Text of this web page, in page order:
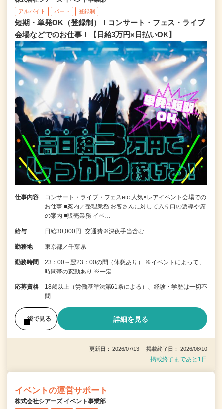
アルバイト パート 登録制
短期・単発OK（登録制）！コンサート・フェス・ライブ
会場などでのお仕事！【日給3万円×日払いOK】
仕事内容
コンサート・ライブ・フェスetc 人気×レアイベント会場での
お仕事 ■案内／整理業務 お客さんに対して入り口の誘導や席
の案内 ■販売業務 イベ…
給与 日給30,000円+交通費※深夜手当含む
勤務地 東京都／千葉県
勤務時間
23：00～翌23：00の間（休憩あり） ※イベントによって、
時間帯の変動あり ※一定…
応募資格
18歳以上（労働基準法第61条による）、経験・学歴は一切不
問
後で見る 詳細を見る
更新日： 2026/07/13 掲載終了日： 2026/08/10
掲載終了まであと1日
イベントの運営サポート
株式会社シアーズ イベント事業部